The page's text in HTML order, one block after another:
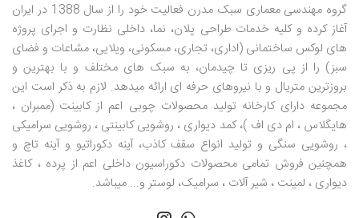
گروه مهندسی معماری سبک مدرن فعالیت خود را از سال 1388 در ایران
آغاز کرده و کلیه خدمات طراحی پلان، نما، داخلی نظارت و اجرای پروژه
های لوکس ساختمانی (اداری، تجاری، مسکونی، ویلایی، مشاعات و فضای
سبز) را از پی ریزی تا چیدمان، به سبک های مختلف و با بهترین و
بروزترین متریال و با نیروهای حرفه ای ارائه میدهد. لازم به ذکر است این
مجموعه دارای کارخانه تولید محصولات چوبی اعم از کابینت (ممبران ،
هایگلاس ، ام دی اف )، کمد دیواری ، روشویی کابینتی ، روشویی سرامیکی
، روشویی سنگی و تولید انواع سقف کاذب، آینه دکوراتیو و آینه تاچ و
همچنین فروش تمامی محصولات دکوراسیون داخلی اعم از پرده ، کاغذ
دیواری ، لمینت ، شیر آلات ، سرامیک، لوستر و... میباشد.